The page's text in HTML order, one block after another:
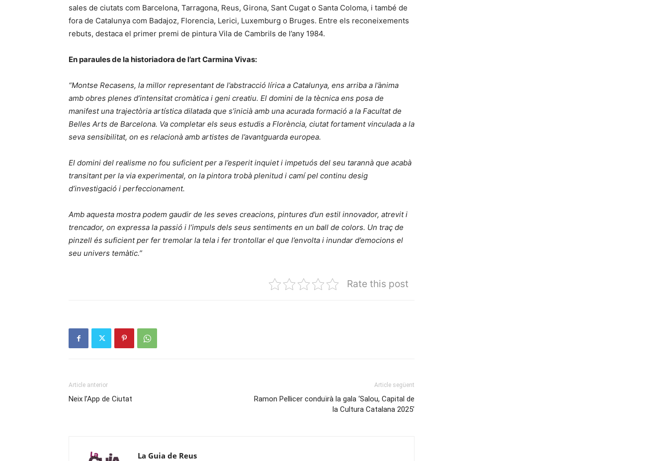
sales de ciutats com Barcelona, Tarragona, Reus, Girona, Sant Cugat o Santa Coloma, i també de
fora de Catalunya com Badajoz, Florencia, Lerici, Luxemburg o Bruges. Entre els reconeixements
rebuts, destaca el primer premi de pintura Vila de Cambrils de l’any 1984.
En paraules de la historiadora de l’art Carmina Vivas:
“Montse Recasens, la millor representant de l’abstracció lírica a Catalunya, ens arriba a l’ànima
amb obres plenes d’intensitat cromàtica i geni creatiu. El domini de la tècnica ens posa de
manifest una trajectòria artística dilatada que s’inicià amb una acurada formació a la Facultat de
Belles Arts de Barcelona. Va completar els seus estudis a Florència, ciutat fortament vinculada a la
seva sensibilitat, on es relacionà amb artistes de l’avantguarda europea.
El domini del realisme no fou suficient per a l’esperit inquiet i impetuós del seu tarannà que acabà
transitant per la via experimental, on la pintora trobà plenitud i camí pel continu desig
d’investigació i perfeccionament.
Amb aquesta mostra podem gaudir de les seves creacions, pintures d’un estil innovador, atrevit i
trencador, on expressa la passió i l’impuls dels seus sentiments en un ball de colors. Un traç de
pinzell és suficient per fer tremolar la tela i fer trontollar el que l’envolta i inundar d’emocions el
seu univers temàtic.”
Rate this post
Article anterior
Neix l’App de Ciutat
Article següent
Ramon Pellicer conduïrà la gala ‘Salou, Capital de
la Cultura Catalana 2025’
La Guia de Reus